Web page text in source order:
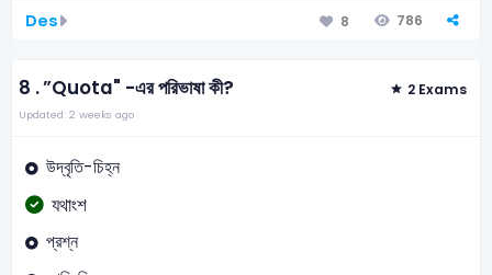
Des 8 786
8 .”Quota" -এর পরিভাষা কী? 2 Exams
Updated: 2 weeks ago
উদ্বৃতি-চিহ্ন
যথাংশ
প্রশ্ন